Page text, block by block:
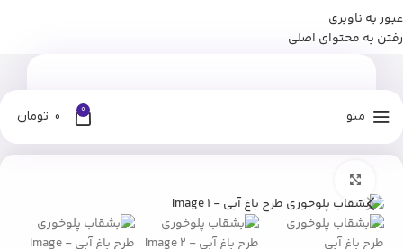
عبور به ناوبری
رفتن به محتوای اصلی
منو 0
0 تومان
برای وارد شدن به کانال بله نومان کلیک کنید